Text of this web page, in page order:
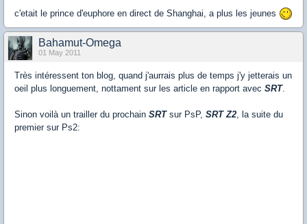
c'etait le prince d'euphore en direct de Shanghai, a plus les jeunes
Bahamut-Omega
01 May 2011
Très intéressent ton blog, quand j'aurrais plus de temps j'y jetterais un
oeil plus longuement, nottament sur les article en rapport avec SRT.
Sinon voilà un trailler du prochain SRTsur PsP, SRT Z2, la suite du
premier sur Ps2: